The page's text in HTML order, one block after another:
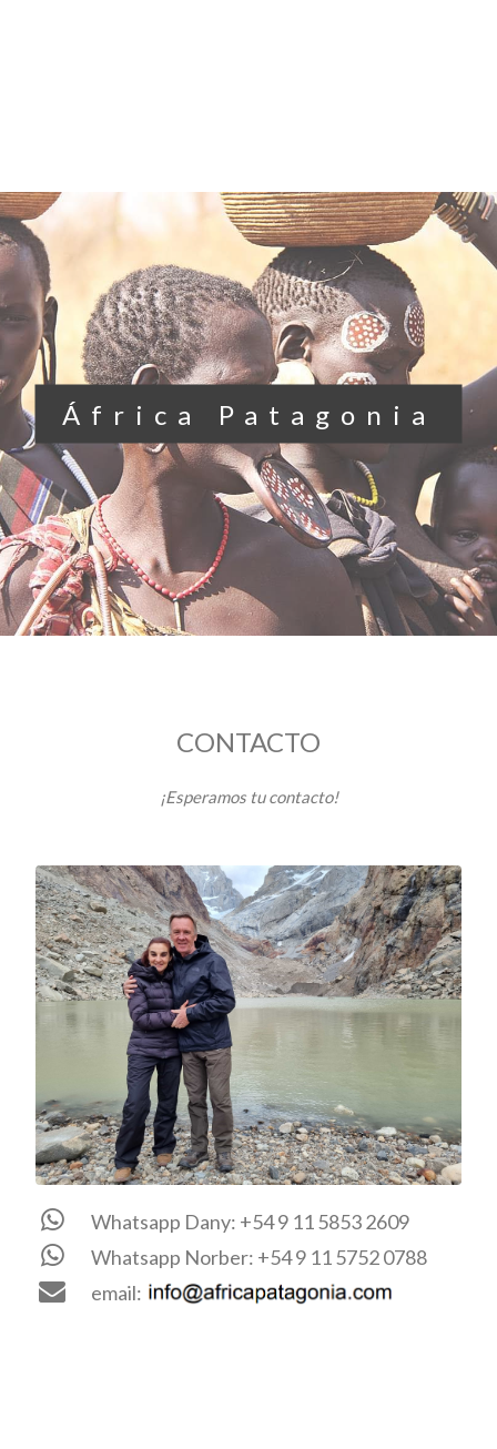
África Patagonia
CONTACTO
¡Esperamos tu contacto!
Whatsapp Dany: +54 9 11 5853 2609
Whatsapp Norber: +54 9 11 5752 0788
email: